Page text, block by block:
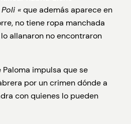
«que además aparece en
no tiene ropa manchada
allanaron no encontraron
impulsa que se
por un crimen dónde a
con quienes lo pueden